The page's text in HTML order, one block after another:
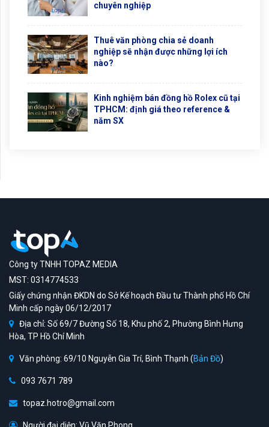
chuyên nghiệp
Thuê văn phòng chia sẻ doanh
nghiệp sẽ nhận được những lợi ích
nào?
Kinh nghiệm bán đồng hồ Rolex cũ tại
TPHCM: định giá theo reference &
năm SX
Công ty TNHH TOPAZ MEDIA
MST: 0314774533
Giấy chứng nhận ĐKDN do Sở Kế hoạch Đầu tư Thành phố Hồ Chí
Minh cấp ngày 06/12/2017
Địa chỉ: Số 69/7 Đường Số 18, Khu phố 2, Phường Bình Hưng
Hòa, TP Hồ Chí Minh
Văn phòng: 69/10 Nguyễn Gia Trí, Bình Thạnh (Bản Đồ)
093 7671 789
topaz.hotro@gmail.com
Người đại diện: Vũ Văn Phong